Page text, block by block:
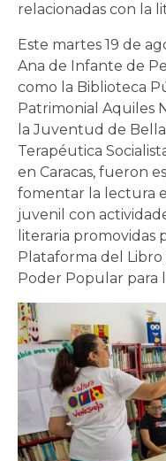
relacionadas con la
Este martes 19 de
Ana de Infante de
como la Biblioteca
Patrimonial Aquiles
la Juventud de
Terapéutica
en Caracas, fueron
fomentar la lectura
juvenil con
literaria promovidas
Plataforma del Libro
Poder Popular para